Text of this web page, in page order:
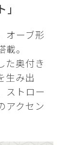
オーブ形
。
た奥付き
生み出
ストロー
アクセン